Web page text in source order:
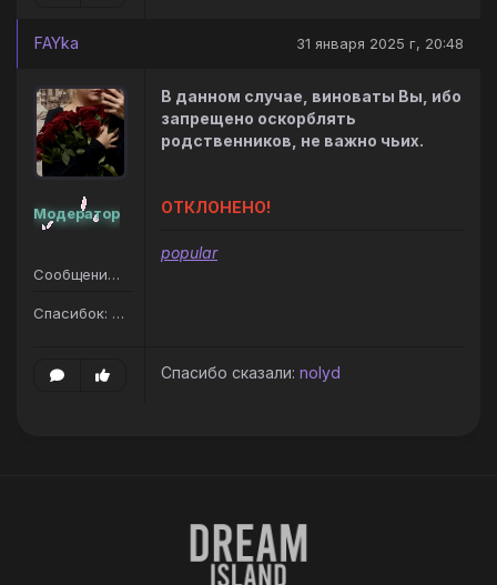
FAYka 31 января 2025 г, 20:48
Модератор
Сообщений: 207
Спасибок: 187
В данном случае, виноваты Вы, ибо
запрещено оскорблять
родственников, не важно чьих.
ОТКЛОНЕНО!
popular
Спасибо сказали: nolyd